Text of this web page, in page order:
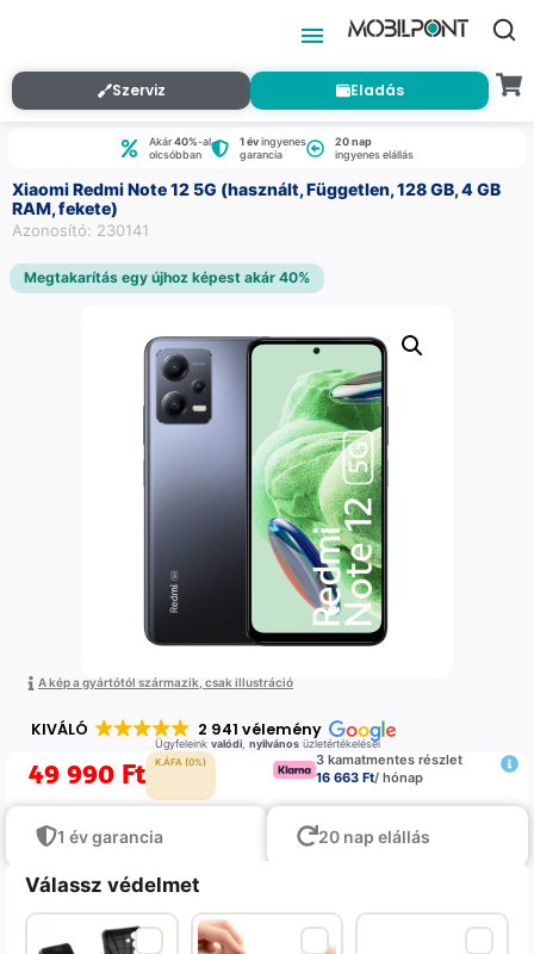
Szerviz Eladás
Akár40%-al
olcsóbban
1 évingyenes
garancia
20 nap
ingyenes elállás
Xiaomi Redmi Note 12 5G (használt, Független, 128 GB, 4 GB
RAM, fekete)
Azonosító: 230141
Megtakarítás egy újhoz képest akár 40%
A kép a gyártótól származik, csak illustráció
KIVÁLÓ 2 941 vélemény
Ügyfeleink valódi, nyilvánosüzletértékelései
49 990 Ft K.ÁFA (0%)
3 kamatmentes részlet
16 663 Ft/ hónap
1 év garancia 20 nap elállás
Válassz védelmet